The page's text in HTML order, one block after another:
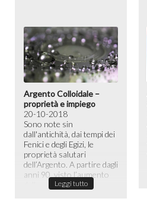
Argento Colloidale –
proprietà e impiego
20-10-2018
Sono note sin
dall'antichità, dai tempi dei
Fenici e degli Egizi, le
proprietà salutari
dell’Argento. A partire dagli
anni 90, visto l’aumento
Leggi tutto